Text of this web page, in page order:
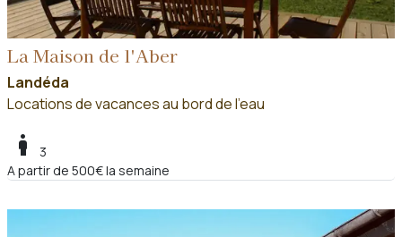
La Maison de l'Aber
Landéda
Locations de vacances au bord de l'eau
boy
3
A partir de 500€ la semaine